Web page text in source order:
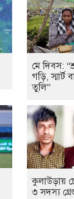
মে দিবস:
গড়ি, স্মার্ট
তুলি”
কুলাউড়ায়
৩ সদস্য